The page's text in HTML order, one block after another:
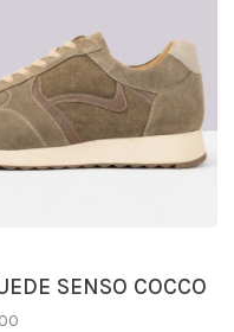
SENSO COCCO